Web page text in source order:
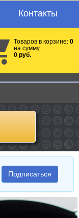
Контакты
Товаров в корзине: 0
на сумму
0 руб.
Подписаться